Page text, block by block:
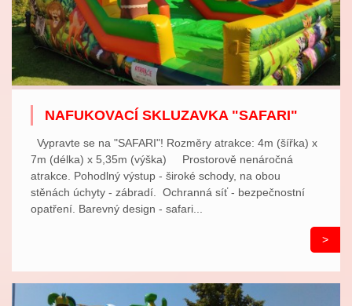
NAFUKOVACÍ SKLUZAVKA "SAFARI"
Vypravte se na "SAFARI"! Rozměry atrakce: 4m (šířka) x
7m (délka) x 5,35m (výška) Prostorově nenáročná
atrakce. Pohodlný výstup - široké schody, na obou
stěnách úchyty - zábradí. Ochranná síť - bezpečnostní
opatření. Barevný design - safari...
>